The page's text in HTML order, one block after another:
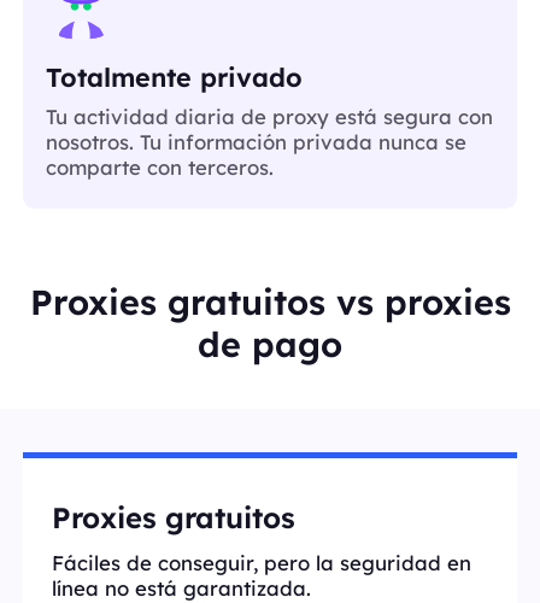
Totalmente privado
Tu actividad diaria de proxy está segura con
nosotros. Tu información privada nunca se
comparte con terceros.
Proxies gratuitos vs proxies
de pago
Proxies gratuitos
Fáciles de conseguir, pero la seguridad en
línea no está garantizada.